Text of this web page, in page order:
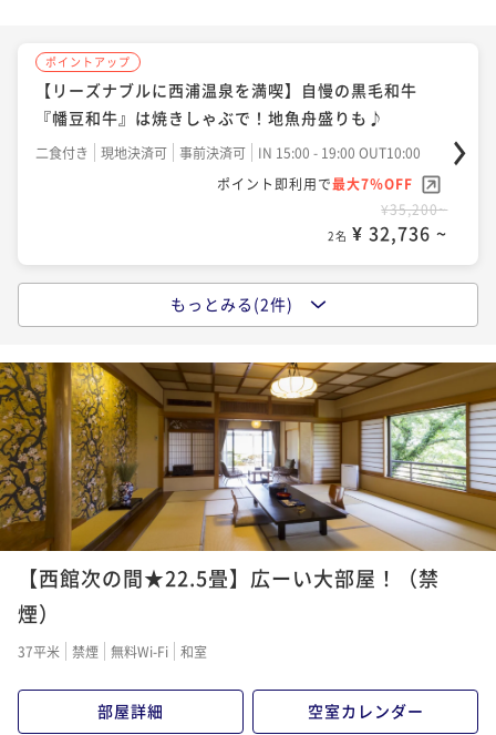
ポイントアップ
【リーズナブルに西浦温泉を満喫】自慢の黒毛和牛
『幡豆和牛』は焼きしゃぶで！地魚舟盛りも♪
二食付き 現地決済可 事前決済可
IN 15:00 - 19:00 OUT10:00
ポイント即利用で最大7％OFF
¥35,200~
2名 ¥ 32,736 ~
【迷ったらコレ！当館一番人気】三河湾を望む客室×
活き鮑と幡豆和牛2種メイン＆地魚舟盛り付HAZU会席
二食付き 現地決済可 事前決済可
IN 15:00 - 19:00 OUT10:00
ポイント即利用で最大7％OFF
¥39,600~
2名 ¥ 36,828 ~
ポイントアップ
【標準客室×基本プラン】三河湾を望む西浦温泉♪極
上幡豆和牛尽くしと地魚舟盛会席
二食付き 現地決済可
¥44,000~
2名 ¥ 40,920 ~
もっとみる(2件)
【西館次の間★22.5畳】広ーい大部屋！（禁
煙）
37平米 禁煙 無料Wi-Fi 和室
部屋詳細 空室カレンダー